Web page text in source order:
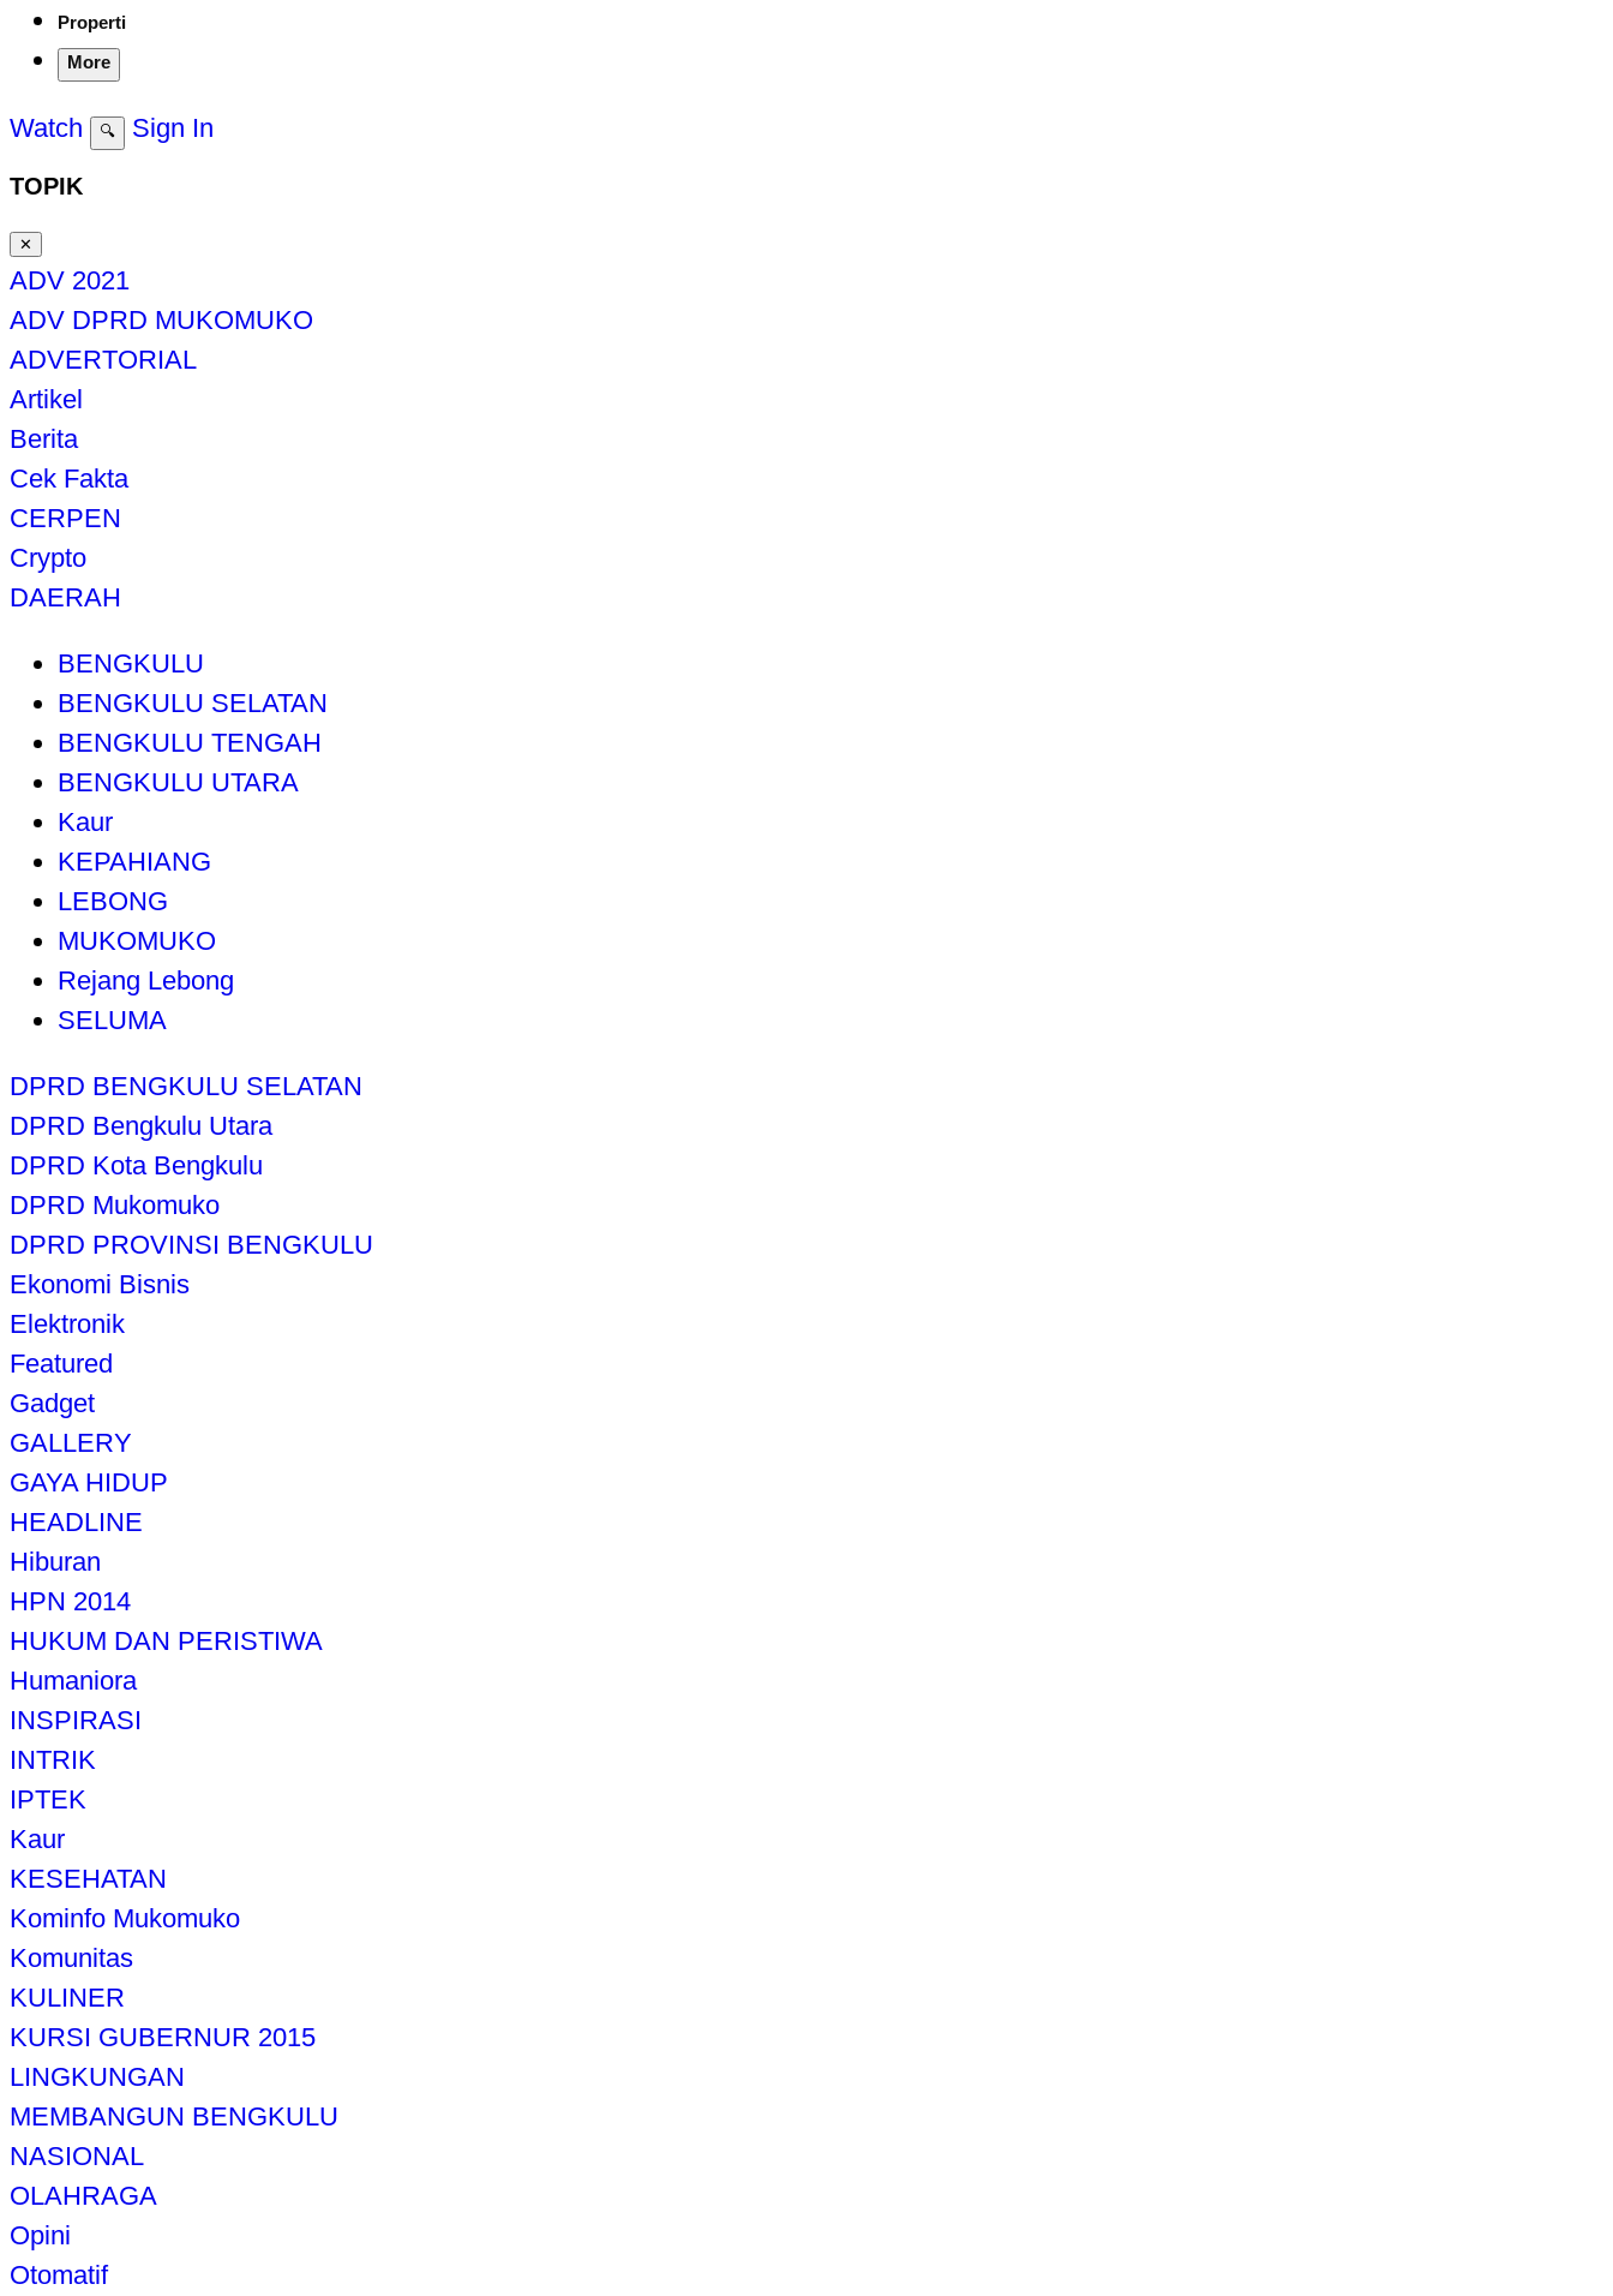
Properti
More
Watch 🔍 Sign In
TOPIK
✕
ADV 2021
ADV DPRD MUKOMUKO
ADVERTORIAL
Artikel
Berita
Cek Fakta
CERPEN
Crypto
DAERAH
BENGKULU
BENGKULU SELATAN
BENGKULU TENGAH
BENGKULU UTARA
Kaur
KEPAHIANG
LEBONG
MUKOMUKO
Rejang Lebong
SELUMA
DPRD BENGKULU SELATAN
DPRD Bengkulu Utara
DPRD Kota Bengkulu
DPRD Mukomuko
DPRD PROVINSI BENGKULU
Ekonomi Bisnis
Elektronik
Featured
Gadget
GALLERY
GAYA HIDUP
HEADLINE
Hiburan
HPN 2014
HUKUM DAN PERISTIWA
Humaniora
INSPIRASI
INTRIK
IPTEK
Kaur
KESEHATAN
Kominfo Mukomuko
Komunitas
KULINER
KURSI GUBERNUR 2015
LINGKUNGAN
MEMBANGUN BENGKULU
NASIONAL
OLAHRAGA
Opini
Otomatif